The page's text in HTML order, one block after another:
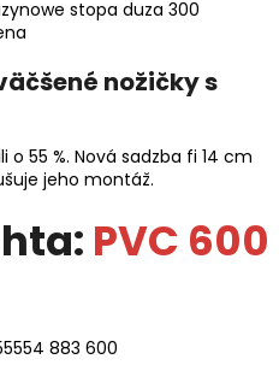
nožičky s
55 %. Nová sadzba fi 14 cm
jeho montáž.
PVC 600